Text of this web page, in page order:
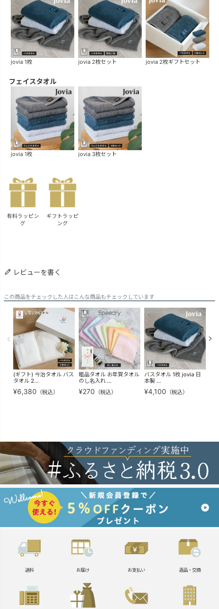
jovia 1枚 jovia 2枚セット jovia 2枚ギフトセット
フェイスタオル
jovia 1枚 jovia 3枚セット
有料ラッピン
グ
ギフトラッピ
ング
レビューを書く
この商品をチェックした人はこんな商品もチェックしています
(ギフト) 今治タオル バス
タオル 2...
¥6,380 （税込）
粗品タオル お年賀タオル
のし名入れ ...
¥270 （税込）
バスタオル 1枚 jovia 日
本製 ...
¥4,100 （税込）
送料 お届け お支払い 返品・交換